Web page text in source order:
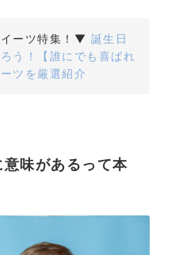
ーツ特集！▼ 誕生日
う！【誰にでも喜ばれ
ツを厳選紹介
味があるって本